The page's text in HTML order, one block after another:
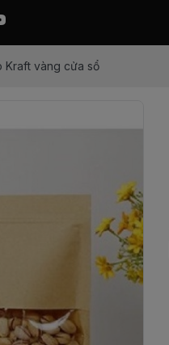
Kraft vàng cửa sổ